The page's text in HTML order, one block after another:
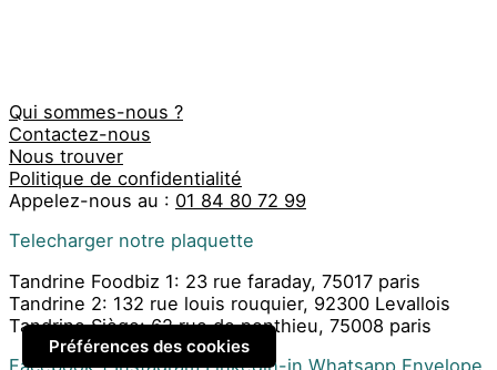
Préférences des cookies
Qui sommes-nous ?
Contactez-nous
Nous trouver
Politique de confidentialité
Appelez-nous au : 01 84 80 72 99
Telecharger notre plaquette
Tandrine Foodbiz 1: 23 rue faraday, 75017 paris
Tandrine 2: 132 rue louis rouquier, 92300 Levallois
Tandrine Siège: 62 rue de ponthieu, 75008 paris
Facebook-f Instagram Linkedin-in Whatsapp Envelope